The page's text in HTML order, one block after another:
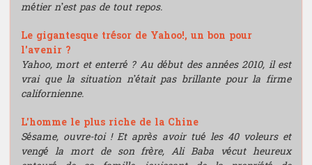
métier n’est pas de tout repos.
Le gigantesque trésor de Yahoo!, un bon pour
l'avenir ?
Yahoo, mort et enterré ? Au début des années 2010, il est
vrai que la situation n’était pas brillante pour la firme
californienne.
L'homme le plus riche de la Chine
Sésame, ouvre-toi ! Et après avoir tué les 40 voleurs et
vengé la mort de son frère, Ali Baba vécut heureux